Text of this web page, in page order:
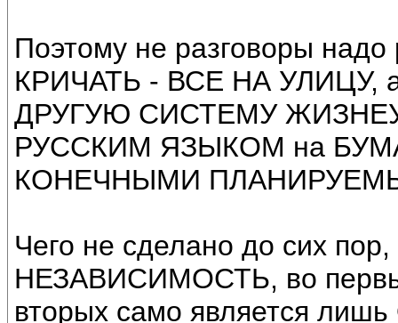
Поэтому не разговоры
КРИЧАТЬ - ВСЕ НА
ДРУГУЮ СИСТЕМУ
РУССКИМ ЯЗЫКОМ на
КОНЕЧНЫМИ
Чего не сделано до сих
НЕЗАВИСИМОСТЬ, во
вторых само является